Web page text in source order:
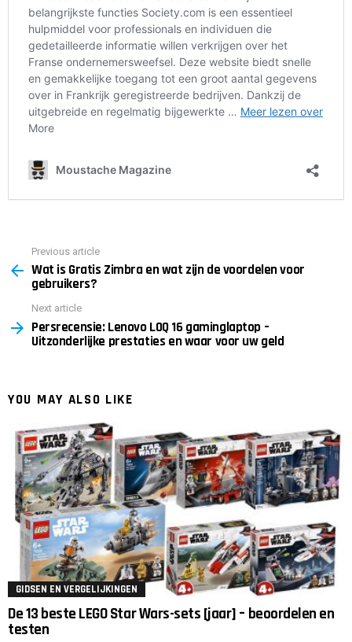
more
Previous article
Wat is Gratis Zimbra en wat zijn de voordelen voor
gebruikers?
Next article
Persrecensie: Lenovo LOQ 16 gaminglaptop –
Uitzonderlijke prestaties en waar voor uw geld
YOU MAY ALSO LIKE
GIDSEN EN VERGELIJKINGEN
De 13 beste LEGO Star Wars-sets [jaar] – beoordelen en
testen